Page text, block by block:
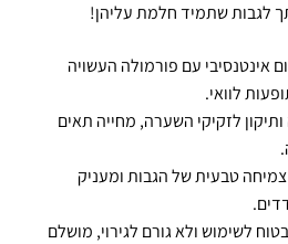
לגבות שתמיד חלמת עליהן!
אינטנסיבי עם פורמולה העשויה
לוואי.
לזקיקי השערה, מחייה תאים
טבעית של הגבות ומעניק
לשימוש ולא גורם לגירוי, מושלם